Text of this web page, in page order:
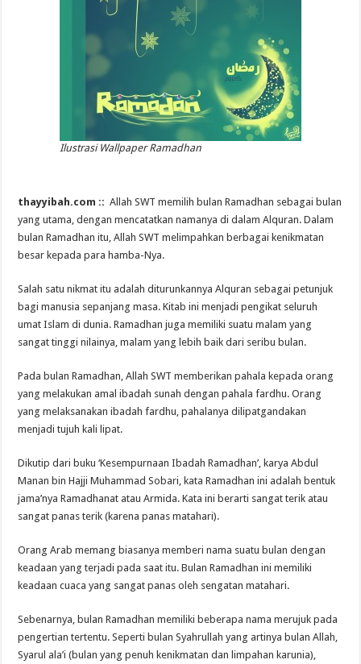
Ilustrasi Wallpaper Ramadhan
thayyibah.com :: Allah SWT memilih bulan Ramadhan sebagai bulan
yang utama, dengan mencatatkan namanya di dalam Alquran. Dalam
bulan Ramadhan itu, Allah SWT melimpahkan berbagai kenikmatan
besar kepada para hamba-Nya.
Salah satu nikmat itu adalah diturunkannya Alquran sebagai petunjuk
bagi manusia sepanjang masa. Kitab ini menjadi pengikat seluruh
umat Islam di dunia. Ramadhan juga memiliki suatu malam yang
sangat tinggi nilainya, malam yang lebih baik dari seribu bulan.
Pada bulan Ramadhan, Allah SWT memberikan pahala kepada orang
yang melakukan amal ibadah sunah dengan pahala fardhu. Orang
yang melaksanakan ibadah fardhu, pahalanya dilipatgandakan
menjadi tujuh kali lipat.
Dikutip dari buku ‘Kesempurnaan Ibadah Ramadhan’, karya Abdul
Manan bin Hajji Muhammad Sobari, kata Ramadhan ini adalah bentuk
jama’nya Ramadhanat atau Armida. Kata ini berarti sangat terik atau
sangat panas terik (karena panas matahari).
Orang Arab memang biasanya memberi nama suatu bulan dengan
keadaan yang terjadi pada saat itu. Bulan Ramadhan ini memiliki
keadaan cuaca yang sangat panas oleh sengatan matahari.
Sebenarnya, bulan Ramadhan memiliki beberapa nama merujuk pada
pengertian tertentu. Seperti bulan Syahrullah yang artinya bulan Allah,
Syarul ala’i (bulan yang penuh kenikmatan dan limpahan karunia),